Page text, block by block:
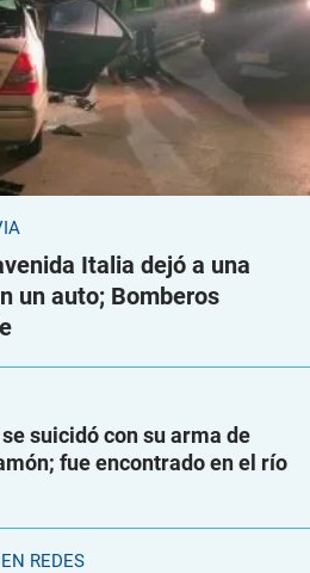
Italia dejó a una
un auto; Bomberos
suicidó con su arma de
fue encontrado en el río
REDES